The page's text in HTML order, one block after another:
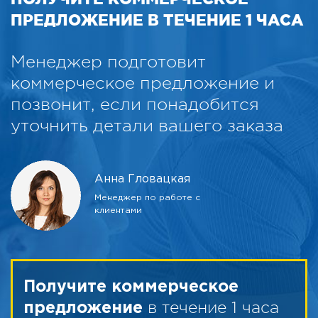
ПРЕДЛОЖЕНИЕ В ТЕЧЕНИЕ 1 ЧАСА
Менеджер подготовит
коммерческое предложение и
позвонит, если понадобится
уточнить детали вашего заказа
Анна Гловацкая
Менеджер по работе с
клиентами
Получите коммерческое
предложение в течение 1 часа